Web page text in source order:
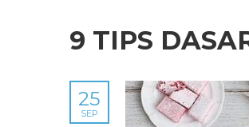
9 TIPS
25
SEP